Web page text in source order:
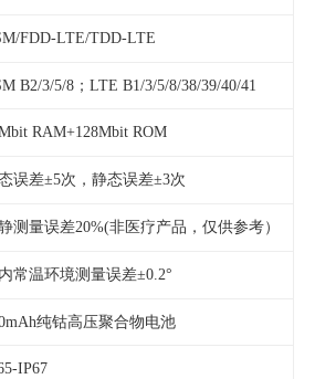
FDD-LTE/TDD-LTE
B2/3/5/8；LTE B1/3/5/8/38/39/40/41
RAM+128Mbit ROM
误差±5次，静态误差±3次
测量误差20%(非医疗产品，仅供参考）
常温环境测量误差±0.2°
纯钴高压聚合物电池
IP67